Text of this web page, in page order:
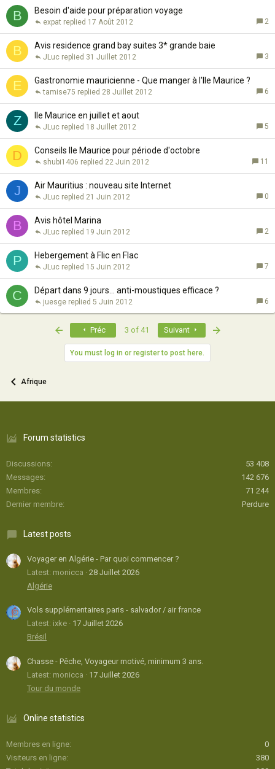
B Besoin d'aide pour préparation voyage
2
17 Août 2012
expat
B Avis residence grand bay suites 3* grande baie
3
31 Juillet 2012
JLuc
E Gastronomie mauricienne - Que manger à l'Ile Maurice ?
6
28 Juillet 2012
tamise75
Z Ile Maurice en juillet et aout
5
18 Juillet 2012
JLuc
D Conseils Ile Maurice pour période d'octobre
11
22 Juin 2012
shubi1406
J Air Mauritius : nouveau site Internet
0
21 Juin 2012
JLuc
B Avis hôtel Marina
2
19 Juin 2012
JLuc
P Hebergement à Flic en Flac
7
15 Juin 2012
JLuc
C Départ dans 9 jours... anti-moustiques efficace ?
6
5 Juin 2012
juesge
Préc 3 of 41 Suivant
You must log in or register to post here.
Afrique
Forum statistics
Discussions
53 408
Messages
142 676
Membres
71 244
Dernier membre
Perdure
Latest posts
Voyager en Algérie - Par quoi commencer ?
Latest: monicca
28 Juillet 2026
Algérie
Vols supplémentaires paris - salvador / air france
Latest: ixke
17 Juillet 2026
Brésil
Chasse - Pêche, Voyageur motivé, minimum 3 ans.
Latest: monicca
17 Juillet 2026
Tour du monde
Online statistics
Membres en ligne
0
Visiteurs en ligne
380